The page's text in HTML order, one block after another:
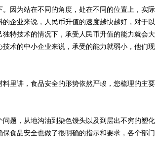
因为站在不同的角度，处在不同的位置上，实际
企业来说，人民币升值的速度越快越好，对于以
特技术的情况下，承受人民币升值的能力就会大
术的中小企业来说，承受的能力就弱小，他们现
里讲，食品安全的形势依然严峻，您梳理的主要
题，从地沟油到染色馒头以及到层出不穷的塑化
食品安全也做了很明确的指示和要求，各个部门